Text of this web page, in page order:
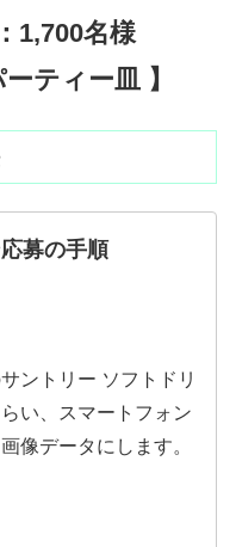
1,700名様
ティー皿 】
募の手順
ントリー ソフトドリ
い、スマートフォン
像データにします。